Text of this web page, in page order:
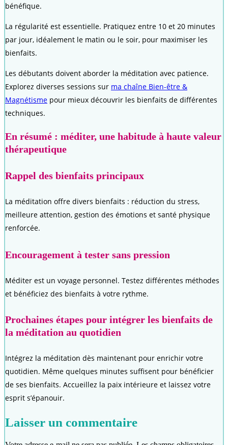
bénéfique.
La régularité est essentielle. Pratiquez entre 10 et 20 minutes
par jour, idéalement le matin ou le soir, pour maximiser les
bienfaits.
Les débutants doivent aborder la méditation avec patience.
Explorez diverses sessions sur ma chaîne Bien-être &
Magnétisme pour mieux découvrir les bienfaits de différentes
techniques.
En résumé : méditer, une habitude à haute valeur
thérapeutique
Rappel des bienfaits principaux
La méditation offre divers bienfaits : réduction du stress,
meilleure attention, gestion des émotions et santé physique
renforcée.
Encouragement à tester sans pression
Méditer est un voyage personnel. Testez différentes méthodes
et bénéficiez des bienfaits à votre rythme.
Prochaines étapes pour intégrer les bienfaits de
la méditation au quotidien
Intégrez la méditation dès maintenant pour enrichir votre
quotidien. Même quelques minutes suffisent pour bénéficier
de ses bienfaits. Accueillez la paix intérieure et laissez votre
esprit s’épanouir.
Laisser un commentaire